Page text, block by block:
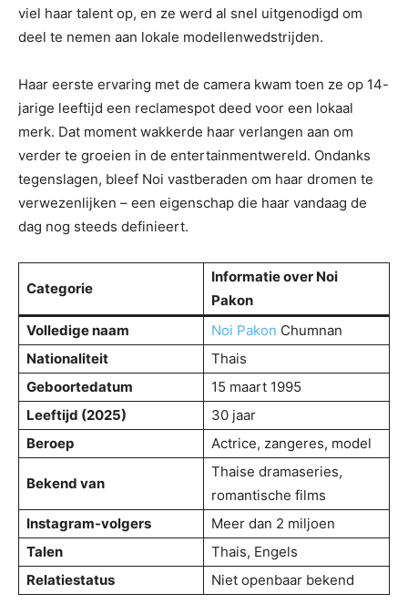
viel haar talent op, en ze werd al snel uitgenodigd om
deel te nemen aan lokale modellenwedstrijden.
Haar eerste ervaring met de camera kwam toen ze op 14-
jarige leeftijd een reclamespot deed voor een lokaal
merk. Dat moment wakkerde haar verlangen aan om
verder te groeien in de entertainmentwereld. Ondanks
tegenslagen, bleef Noi vastberaden om haar dromen te
verwezenlijken – een eigenschap die haar vandaag de
dag nog steeds definieert.
Categorie
Informatie over Noi
Pakon
Volledige naam
Noi Pakon Chumnan
Nationaliteit
Thais
Geboortedatum
15 maart 1995
Leeftijd (2025)
30 jaar
Beroep
Actrice, zangeres, model
Bekend van
Thaise dramaseries,
romantische films
Instagram-volgers
Meer dan 2 miljoen
Talen
Thais, Engels
Relatiestatus
Niet openbaar bekend